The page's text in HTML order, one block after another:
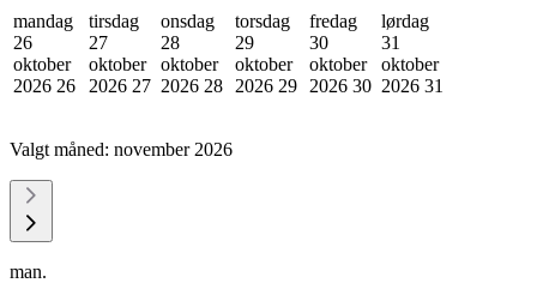
mandag
26
oktober
2026 26
tirsdag
27
oktober
2026 27
onsdag
28
oktober
2026 28
torsdag
29
oktober
2026 29
fredag
30
oktober
2026 30
lørdag
31
oktober
2026 31
Valgt måned: november 2026
man.